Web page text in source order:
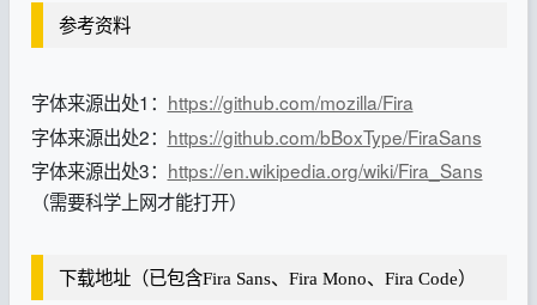
参考资料
字体来源出处1： https://github.com/mozilla/Fira
字体来源出处2： https://github.com/bBoxType/FiraSans
字体来源出处3： https://en.wikipedia.org/wiki/Fira_Sans
（需要科学上网才能打开）
下载地址（已包含Fira Sans、Fira Mono、Fira Code）